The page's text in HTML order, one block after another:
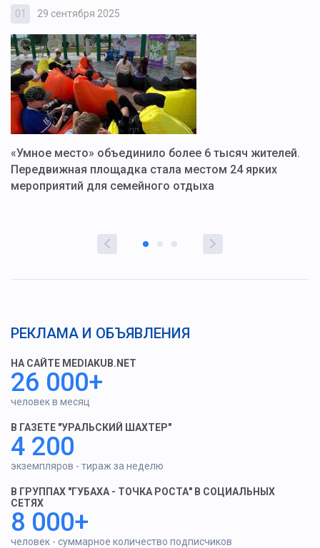
01 29 сентября 2025
«Умное место» объединило более 6 тысяч жителей.
Передвижная площадка стала местом 24 ярких
мероприятий для семейного отдыха
РЕКЛАМА И ОБЪЯВЛЕНИЯ
НА САЙТЕ MEDIAKUB.NET
26 000+
человек в месяц
В ГАЗЕТЕ "УРАЛЬСКИЙ ШАХТЕР"
4 200
экземпляров - тираж за неделю
В ГРУППАХ "ГУБАХА - ТОЧКА РОСТА" В СОЦИАЛЬНЫХ
СЕТЯХ
8 000+
человек - суммарное количество подписчиков